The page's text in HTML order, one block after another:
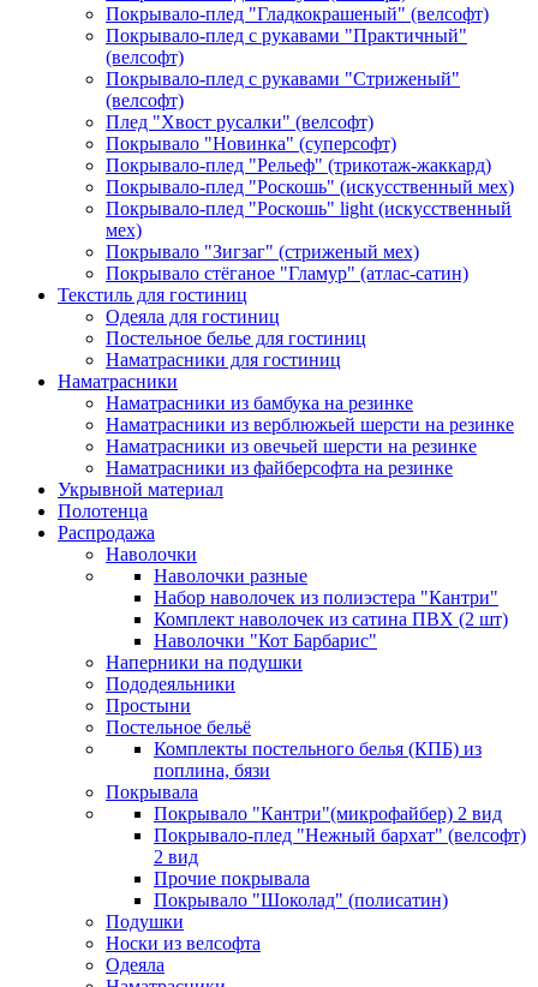
Покрывало-плед "Гладкокрашеный" (велсофт)
Покрывало-плед с рукавами "Практичный"
(велсофт)
Покрывало-плед с рукавами "Стриженый"
(велсофт)
Плед "Хвост русалки" (велсофт)
Покрывало "Новинка" (суперсофт)
Покрывало-плед "Рельеф" (трикотаж-жаккард)
Покрывало-плед "Роскошь" (искусственный мех)
Покрывало-плед "Роскошь" light (искусственный
мех)
Покрывало "Зигзаг" (стриженый мех)
Покрывало стёганое "Гламур" (атлас-сатин)
Текстиль для гостиниц
Одеяла для гостиниц
Постельное белье для гостиниц
Наматрасники для гостиниц
Наматрасники
Наматрасники из бамбука на резинке
Наматрасники из верблюжьей шерсти на резинке
Наматрасники из овечьей шерсти на резинке
Наматрасники из файберсофта на резинке
Укрывной материал
Полотенца
Распродажа
Наволочки
Наволочки разные
Набор наволочек из полиэстера "Кантри"
Комплект наволочек из сатина ПВХ (2 шт)
Наволочки "Кот Барбарис"
Наперники на подушки
Пододеяльники
Простыни
Постельное бельё
Комплекты постельного белья (КПБ) из
поплина, бязи
Покрывала
Покрывало "Кантри"(микрофайбер) 2 вид
Покрывало-плед "Нежный бархат" (велсофт)
2 вид
Прочие покрывала
Покрывало "Шоколад" (полисатин)
Подушки
Носки из велсофта
Одеяла